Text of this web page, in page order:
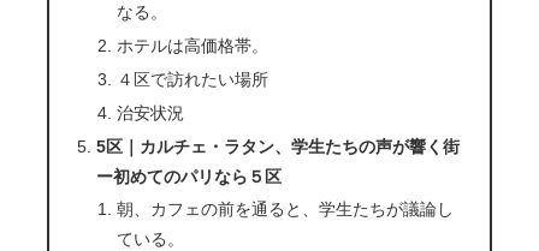
なる。
ホテルは高価格帯。
４区で訪れたい場所
治安状況
5区｜カルチェ・ラタン、学生たちの声が響く街
ー初めてのパリなら５区
朝、カフェの前を通ると、学生たちが議論し
ている。